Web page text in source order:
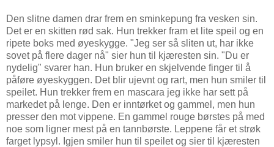
Den slitne damen drar frem en sminkepung fra vesken sin.
Det er en skitten rød sak. Hun trekker fram et lite speil og en
ripete boks med øyeskygge. "Jeg ser så sliten ut, har ikke
sovet på flere dager nå" sier hun til kjæresten sin. "Du er
nydelig" svarer han. Hun bruker en skjelvende finger til å
påføre øyeskyggen. Det blir ujevnt og rart, men hun smiler til
speilet. Hun trekker frem en mascara jeg ikke har sett på
markedet på lenge. Den er inntørket og gammel, men hun
presser den mot vippene. En gammel rouge børstes på med
noe som ligner mest på en tannbørste. Leppene får et strøk
farget lypsyl. Igjen smiler hun til speilet og sier til kjæresten